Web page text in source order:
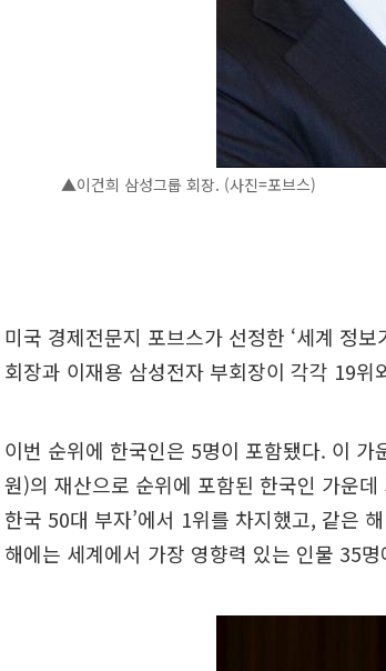
▲이건희 삼성그룹 회장. (사진=포브스)
미국 경제전문지 포브스가 선정한 ‘세계 정
회장과 이재용 삼성전자 부회장이 각각 19위
이번 순위에 한국인은 5명이 포함됐다. 이
원)의 재산으로 순위에 포함된 한국인 가운
한국 50대 부자’에서 1위를 차지했고, 같은
해에는 세계에서 가장 영향력 있는 인물 35